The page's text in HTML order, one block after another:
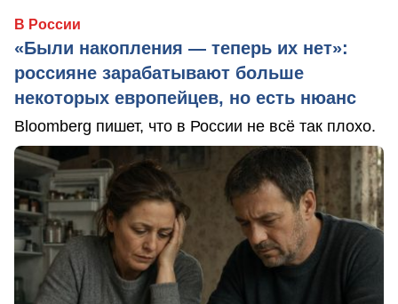
В России
«Были накопления — теперь их нет»:
россияне зарабатывают больше
некоторых европейцев, но есть нюанс
Bloomberg пишет, что в России не всё так плохо.